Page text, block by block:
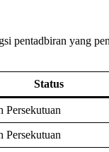
yang
Status
Persekutuan
Persekutuan